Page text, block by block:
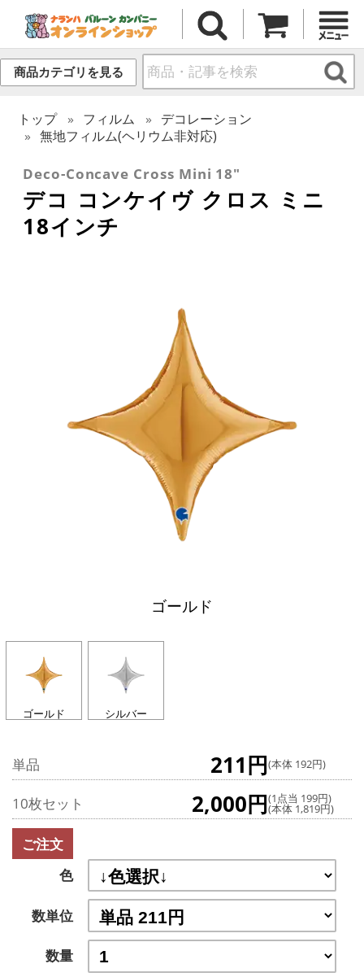
商品カテゴリを見る
トップ フィルム
デコレーション
無地フィルム(ヘリウム非対応)
Deco-Concave Cross Mini 18"
デコ コンケイヴ クロス ミニ
18インチ
ゴールド
ゴールド シルバー
単品 211円(本体 192円)
10枚セット 2,000円(1点当 199円)
(本体 1,819円)
ご注文
色
数単位
数量